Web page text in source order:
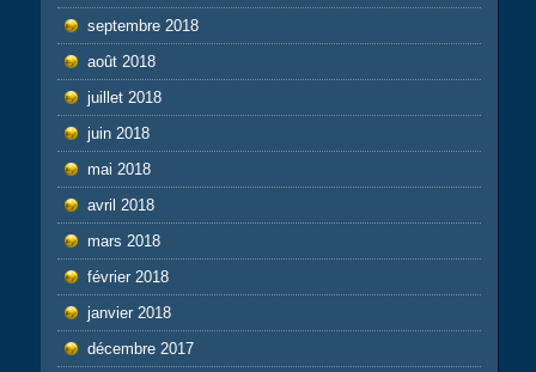
septembre 2018
août 2018
juillet 2018
juin 2018
mai 2018
avril 2018
mars 2018
février 2018
janvier 2018
décembre 2017